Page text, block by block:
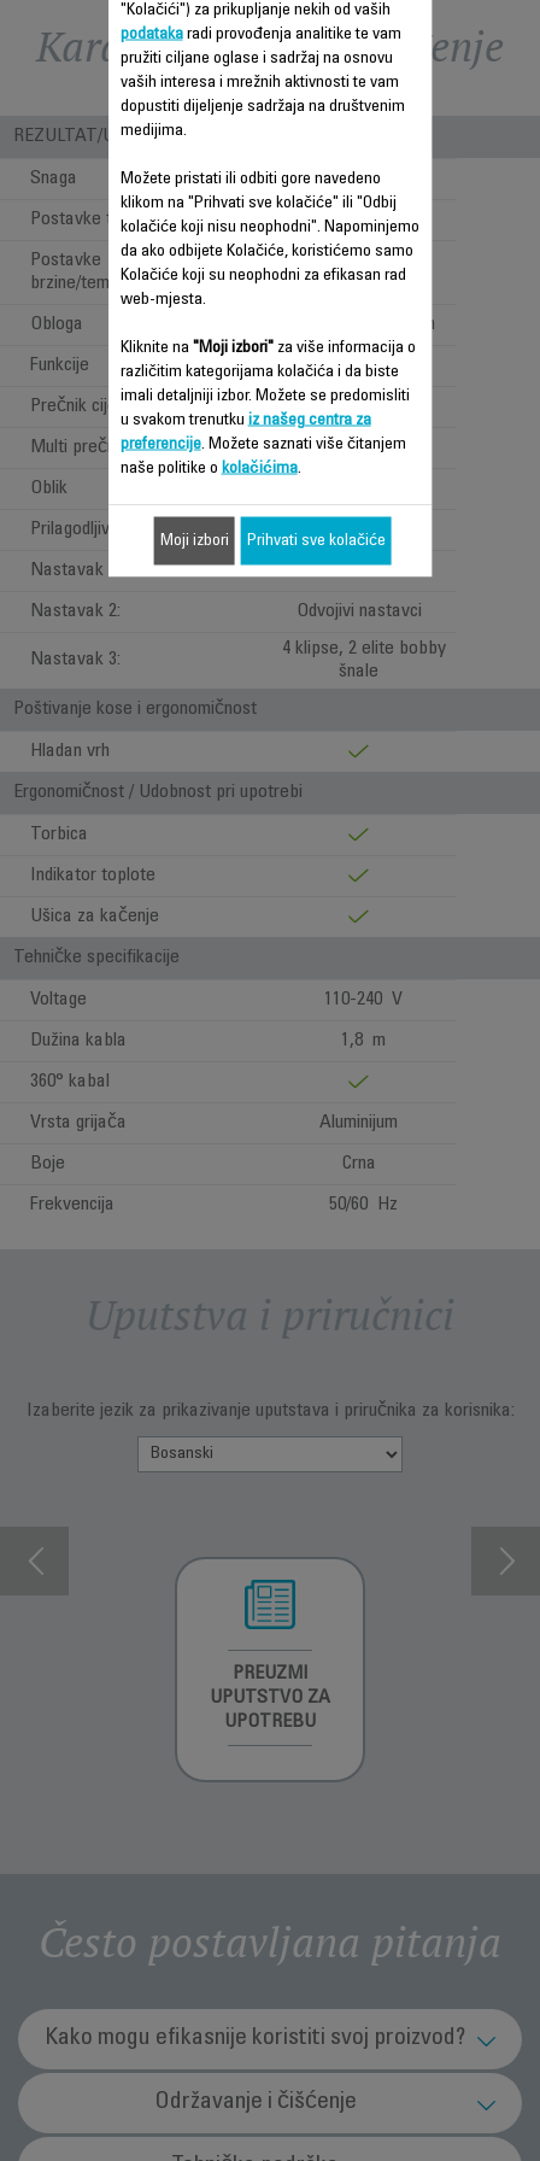
Karakteristike - Poređenje
REZULTAT/UPOTREBA
Snaga 46
Postavke temperature 1
Postavke
brzine/temperature
1
Obloga Keramički Tourmalin
Funkcije Multistajling
Prečnik cijevi 16 i 32 mm
Multi prečnik
Oblik
Prilagodljiva temperatura 180 °C
Nastavak 1: Nastavci
Nastavak 2: Odvojivi nastavci
Nastavak 3:
4 klipse, 2 elite bobby
šnale
Poštivanje kose i ergonomičnost
Hladan vrh
Ergonomičnost / Udobnost pri upotrebi
Torbica
Indikator toplote
Ušica za kačenje
Tehničke specifikacije
Voltage 110-240 V
Dužina kabla 1,8 m
360° kabal
Vrsta grijača Aluminijum
Boje Crna
Frekvencija 50/60 Hz
Uputstva i priručnici
Izaberite jezik za prikazivanje uputstava i priručnika za korisnika:
PREUZMI
UPUTSTVO ZA
UPOTREBU
Često postavljana pitanja
Kako mogu efikasnije koristiti svoj proizvod?
Koja je svrha funkcije Ionic (jonsko) (zavisno
od modela)?
Održavanje i čišćenje
"Kolačići") za prikupljanje nekih od vaših
podatakaradi provođenja analitike te vam
pružiti ciljane oglase i sadržaj na osnovu
vaših interesa i mrežnih aktivnosti te vam
dopustiti dijeljenje sadržaja na društvenim
medijima.
Možete pristati ili odbiti gore navedeno
klikom na "Prihvati sve kolačiće" ili "Odbij
kolačiće koji nisu neophodni". Napominjemo
da ako odbijete Kolačiće, koristićemo samo
Kolačiće koji su neophodni za efikasan rad
web-mjesta.
Kliknite na "Moji izbori"za više informacija o
različitim kategorijama kolačića i da biste
imali detaljniji izbor. Možete se predomisliti
u svakom trenutku iz našeg centra za
preferencije. Možete saznati više čitanjem
naše politike o kolačićima.
Moji izbori Prihvati sve kolačiće